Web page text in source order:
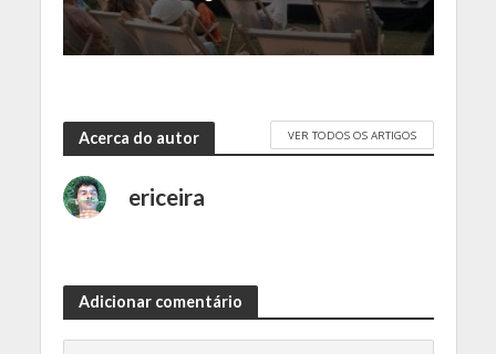
Acerca do autor VER TODOS OS ARTIGOS
ericeira
Adicionar comentário